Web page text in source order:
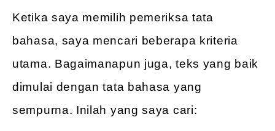
Ketika saya memilih pemeriksa tata
bahasa, saya mencari beberapa kriteria
utama. Bagaimanapun juga, teks yang baik
dimulai dengan tata bahasa yang
sempurna. Inilah yang saya cari: